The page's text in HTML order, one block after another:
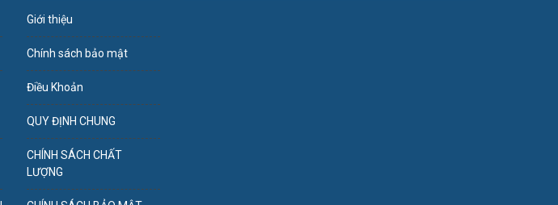
Giới thiệu
Chính sách bảo mật
Điều Khoản
QUY ĐỊNH CHUNG
CHÍNH SÁCH CHẤT
LƯỢNG